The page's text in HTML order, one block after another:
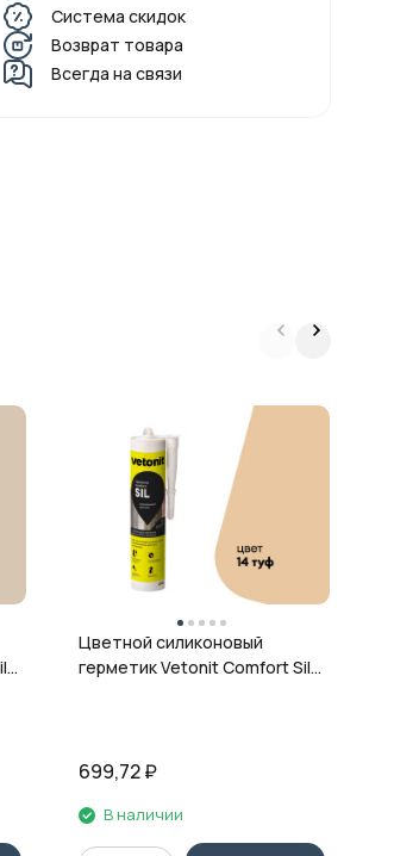
Система скидок
Возврат товара
Всегда на связи
Цветной силиконовый
герметик Vetonit Comfort Sil,
699,72₽
В наличии